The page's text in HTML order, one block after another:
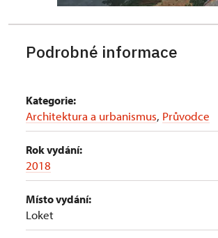
Podrobné informace
Kategorie:
Architektura a urbanismus, Průvodce
Rok vydání:
2018
Místo vydání:
Loket